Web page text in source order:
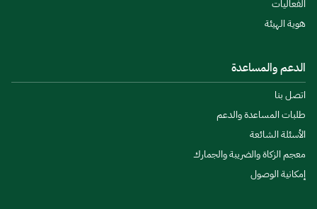
الفعاليات
هوية الهيئة
الدعم والمساعدة
اتصل بنا
طلبات المساعدة والدعم
الأسئلة الشائعة
معجم الزكاة والضريبة والجمارك
إمكانية الوصول